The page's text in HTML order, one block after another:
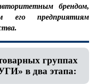
брендом,
его предприятиям
группах
в два этапа: